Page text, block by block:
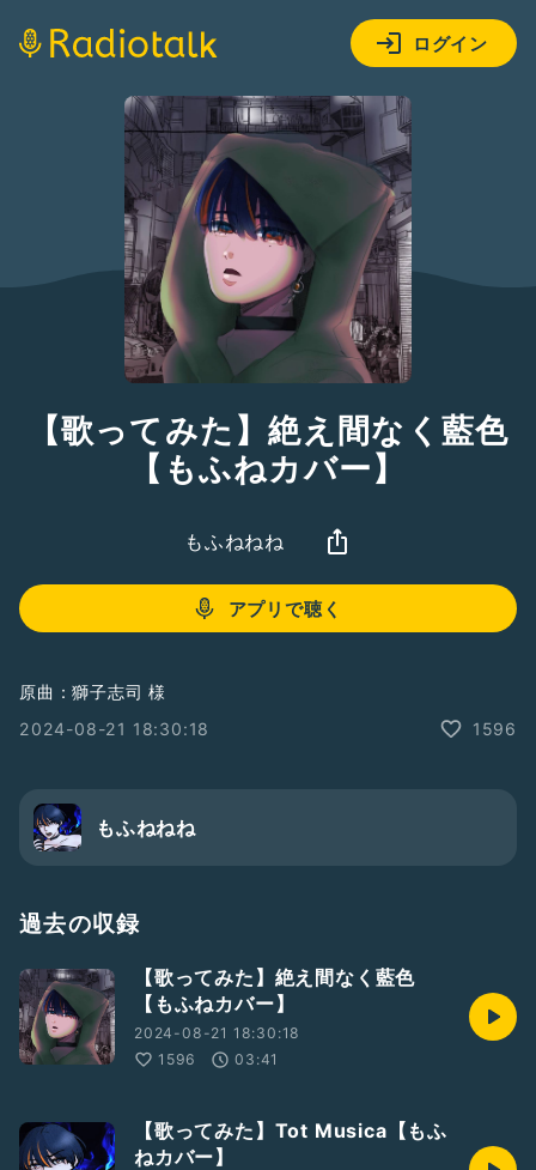
ログイン
【歌ってみた】絶え間なく藍色
【もふねカバー】
もふねねね
アプリで聴く
原曲：獅子志司 様
2024-08-21 18:30:18
1596
もふねねね
過去の収録
【歌ってみた】絶え間なく藍色
【もふねカバー】
2024-08-21 18:30:18
1596
03:41
【歌ってみた】Tot Musica【もふ
ねカバー】